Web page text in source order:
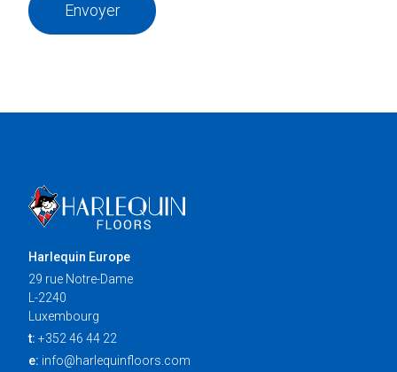
Envoyer
Harlequin Europe
29 rue Notre-Dame
L-2240
Luxembourg
t: +352 46 44 22
e: info@harlequinfloors.com